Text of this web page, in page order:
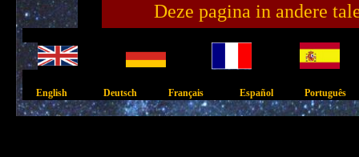
Deze pagina in andere
English Deutsch Français Español Português